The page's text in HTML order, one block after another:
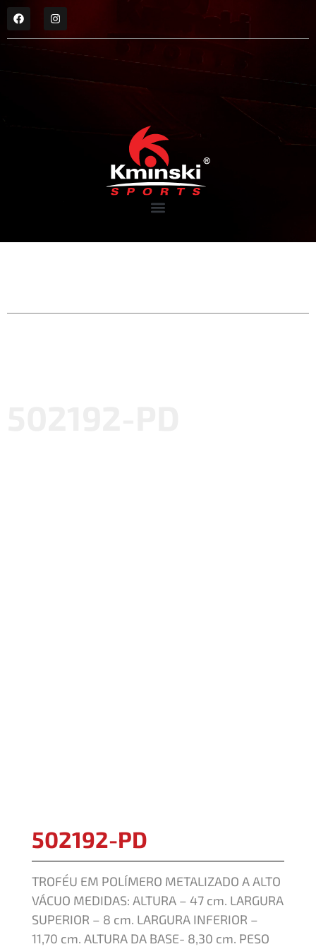
502192-PD
TROFÉU EM POLÍMERO METALIZADO A ALTO
VÁCUO MEDIDAS: ALTURA – 47 cm. LARGURA
SUPERIOR – 8 cm. LARGURA INFERIOR –
11,70 cm. ALTURA DA BASE- 8,30 cm. PESO